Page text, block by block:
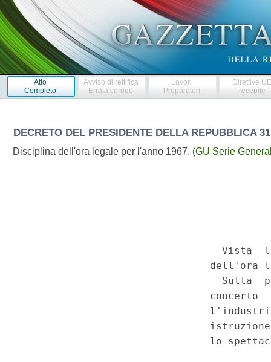
Atto
Completo
Avviso di rettifica
Errata corrige
Lavori
Preparatori
Direttive
recepite
DECRETO DEL PRESIDENTE DELLA REPUBBLICA
Disciplina dell'ora legale per l'anno 1967. (GU Serie